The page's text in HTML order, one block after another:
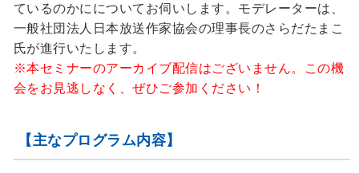
ているのかにについてお伺いします。モデレーターは、
一般社団法人日本放送作家協会の理事長のさらだたまこ
氏が進行いたします。
※本セミナーのアーカイブ配信はございません。この機
会をお見逃しなく、ぜひご参加ください！
【主なプログラム内容】